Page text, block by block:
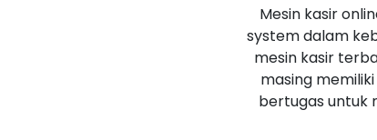
Mesin kasir
system dalam
mesin kasir
masing
bertugas untuk